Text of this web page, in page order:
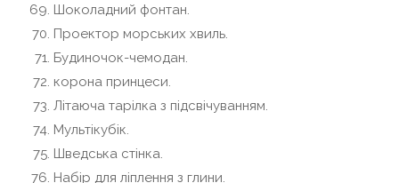
Шоколадний фонтан.
Проектор морських хвиль.
Будиночок-чемодан.
корона принцеси.
Літаюча тарілка з підсвічуванням.
Мультікубік.
Шведська стінка.
Набір для ліплення з глини.